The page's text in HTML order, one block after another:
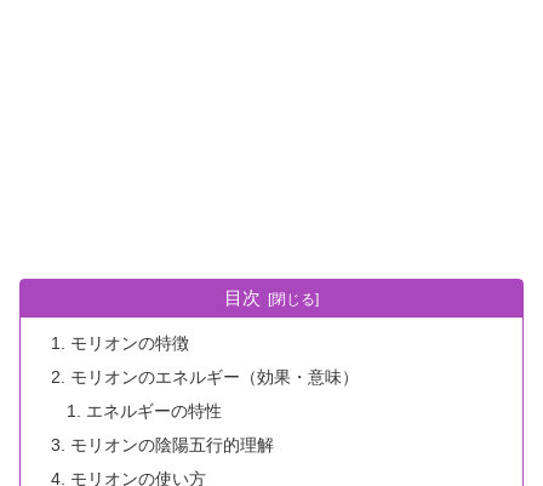
目次
モリオンの特徴
モリオンのエネルギー（効果・意味）
エネルギーの特性
モリオンの陰陽五行的理解
モリオンの使い方